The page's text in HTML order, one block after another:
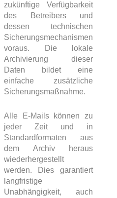
zukünftige Verfügbarkeit
des Betreibers und
dessen technischen
Sicherungsmechanismen
voraus. Die lokale
Archivierung dieser
Daten bildet eine
einfache zusätzliche
Sicherungsmaßnahme.
Alle E-Mails können zu
jeder Zeit und in
Standardformaten aus
dem Archiv heraus
wiederhergestellt
werden. Dies garantiert
langfristige
Unabhängigkeit, auch